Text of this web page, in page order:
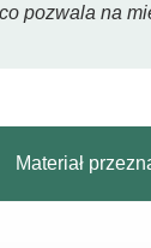
pozwala na
Materiał